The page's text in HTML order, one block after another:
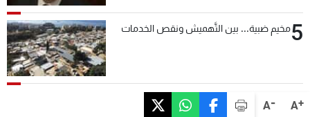
A+
A-
5مخيم ضبية... بين التَّهميش ونقص الخدمات